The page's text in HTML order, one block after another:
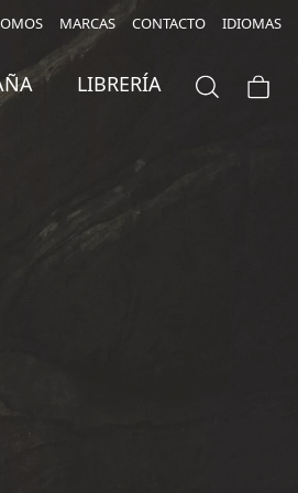
MARCAS CONTACTO IDIOMAS
LIBRERÍA